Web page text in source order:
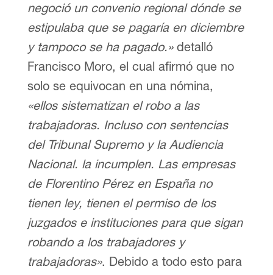
negoció un convenio regional dónde se
estipulaba que se pagaría en diciembre
y tampoco se ha pagado.»detalló
Francisco Moro, el cual afirmó que no
solo se equivocan en una nómina,
«ellos sistematizan el robo a las
trabajadoras. Incluso con sentencias
del Tribunal Supremo y la Audiencia
Nacional. la incumplen. Las empresas
de Florentino Pérez en España no
tienen ley, tienen el permiso de los
juzgados e instituciones para que sigan
robando a los trabajadores y
trabajadoras». Debido a todo esto para